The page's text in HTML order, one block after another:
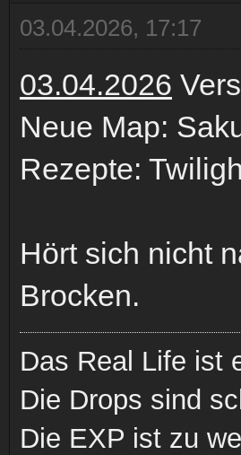
03.04.2026, 17:17
03.04.2026
Neue Map:
Rezepte:
Hört sich nicht
Brocken.
Das Real Life ist
Die Drops sind
Die EXP ist zu